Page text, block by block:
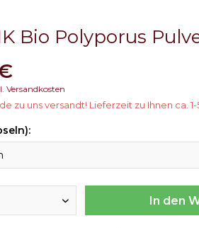
Bio Polyporus
Versandkosten
zu uns versandt! Lieferzeit zu Ihnen ca.
In den